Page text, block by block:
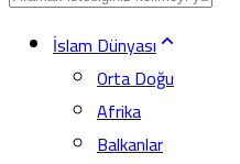
İslam Dünyası
Orta Doğu
Afrika
Balkanlar